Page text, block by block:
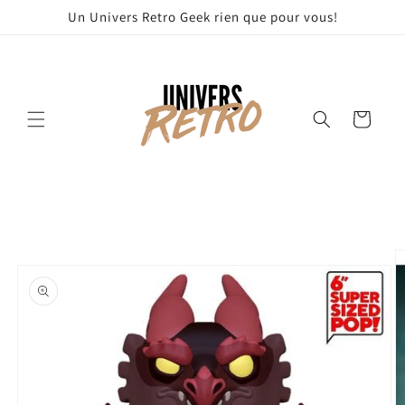
passerUn Univers Retro Geek rien que pour vous!
Panier